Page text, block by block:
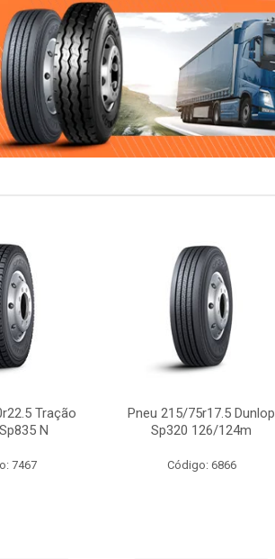
Tração
N
7467
Pneu 215/75r17.5 Dunlop
Sp320 126/124m
Código: 6866